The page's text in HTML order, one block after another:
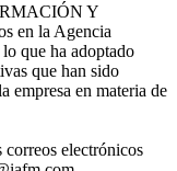
Y
en la Agencia
que ha adoptado
que han sido
empresa en materia de
correos electrónicos